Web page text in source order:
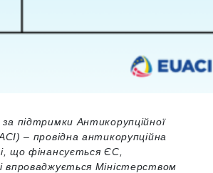
за підтримки Антикорупційної
– провідна антикорупційна
що фінансується ЄС,
впроваджується Міністерством